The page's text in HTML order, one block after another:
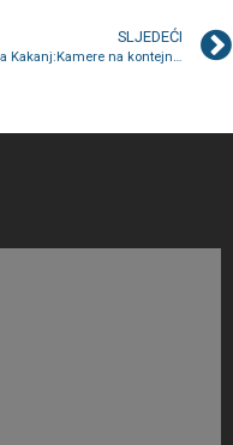
SLJEDEĆI
Općina Kakanj:Kamere na kontejnerskim mjestima, mjestima gdje se formiraju divlje deponije, na lokacijama na kojima se uništava zelenilo i mobilijar…